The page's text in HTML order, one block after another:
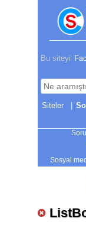
Bu siteyi
|
Sosyal